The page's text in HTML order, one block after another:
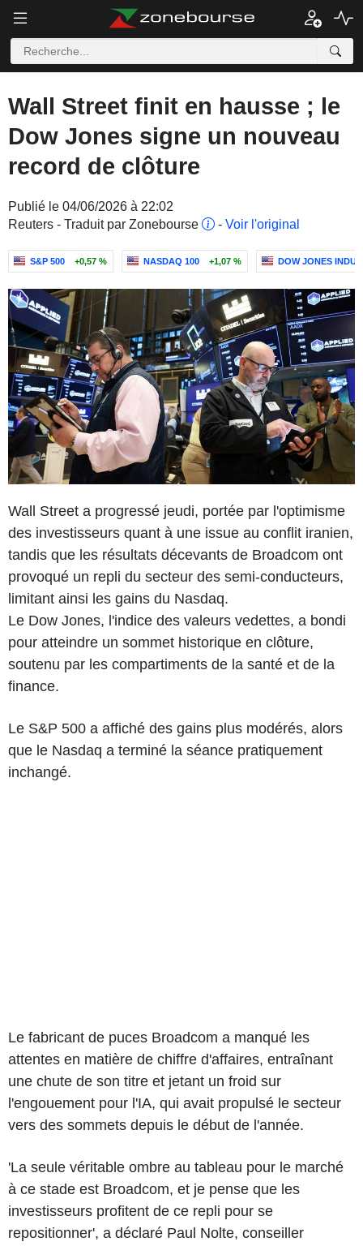
Wall Street finit en hausse ; le
Dow Jones signe un nouveau
record de clôture
Publié le 04/06/2026 à 22:02
Reuters - Traduit par Zonebourse
- Voir l'original
S&P 500 +0,57 % NASDAQ 100 +1,07 % DOW JONES
Wall Street a progressé jeudi, portée par l'optimisme
des investisseurs quant à une issue au conflit iranien,
tandis que les résultats décevants de Broadcom ont
provoqué un repli du secteur des semi-conducteurs,
limitant ainsi les gains du Nasdaq.
Le Dow Jones, l'indice des valeurs vedettes, a bondi
pour atteindre un sommet historique en clôture,
soutenu par les compartiments de la santé et de la
finance.
Le S&P 500 a affiché des gains plus modérés, alors
que le Nasdaq a terminé la séance pratiquement
inchangé.
Le fabricant de puces Broadcom a manqué les
attentes en matière de chiffre d'affaires, entraînant
une chute de son titre et jetant un froid sur
l'engouement pour l'IA, qui avait propulsé le secteur
vers des sommets depuis le début de l'année.
'La seule véritable ombre au tableau pour le marché
à ce stade est Broadcom, et je pense que les
investisseurs profitent de ce repli pour se
repositionner', a déclaré Paul Nolte, conseiller